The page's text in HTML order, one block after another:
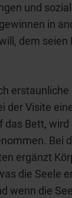
und
in
dem
der Visite
Bett,
Bei
ergänzt
die Seele
wenn die